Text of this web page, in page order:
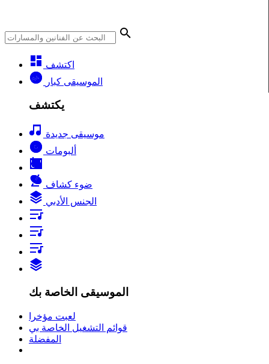
اكتشف
الموسيقى كبار
يكتشف
موسيقى جديدة
ألبومات
ضوء كشاف
الجنس الأدبي
الموسيقى الخاصة بك
لعبت مؤخرا
قوائم التشغيل الخاصة بي
المفضلة